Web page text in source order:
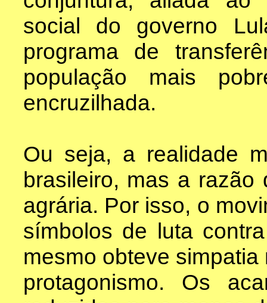
social do governo
programa de
população mais
encruzilhada.
Ou seja, a realidade
brasileiro, mas a
agrária. Por isso, o
símbolos de luta
mesmo obteve
protagonismo. Os